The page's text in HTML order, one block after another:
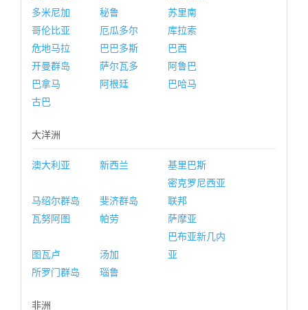
多米尼加
秘鲁
苏里南
哥伦比亚
厄瓜多尔
库拉索
危地马拉
巴巴多斯
巴西
开曼群岛
萨尔瓦多
阿鲁巴
巴拿马
阿根廷
巴哈马
古巴
大洋洲
澳大利亚 新西兰 基里巴斯
马绍尔群岛 斐济群岛
密克罗尼西亚
联邦
瓦努阿图
帕劳 萨摩亚
图瓦卢 汤加
巴布亚新几内
亚
所罗门群岛
瑙鲁
非洲